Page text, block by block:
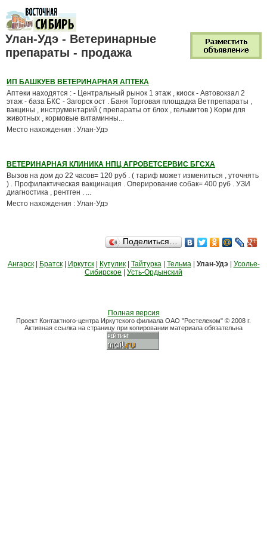
Улан-Удэ - Ветеринарные
препараты - продажа
ИП БАШКУЕВ ВЕТЕРИНАРНАЯ АПТЕКА
Аптеки находятся : - Центральный рынок 1 этаж , киоск - Автовокзал 2
этаж - база БКС - Загорск ост . Баня Торговая площадка Ветпрепараты ,
вакцины , инструментарий ( препараты от блох , гельмитов ) Корм для
животных , кормовые витаминны...
Место нахождения : Улан-Удэ
ВЕТЕРИНАРНАЯ КЛИНИКА НПЦ АГРОВЕТСЕРВИС БГСХА
Вызов на дом до 22 часов= 120 руб . ( тариф может измениться , уточнять
) . Профилактическая вакцинация . Оперирование собак= 400 руб . УЗИ
диагностика , рентген . ...
Место нахождения : Улан-Удэ
Поделиться…
Ангарск| Братск| Иркутск| Кутулик| Тайтурка| Тельма| Улан-Удэ| Усолье-
Сибирское
Усть-Ордынский
Полная версия
Проект Контактного-центра Иркутского филиала ОАО "Ростелеком" © 2008 г.
Активная ссылка на страницу при копировании материала обязательна